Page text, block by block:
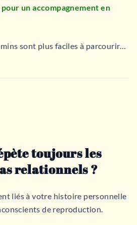
un accompagnement en
sont plus faciles à parcourir…
toujours les
relationnels ?
liés à votre histoire personnelle
de reproduction.